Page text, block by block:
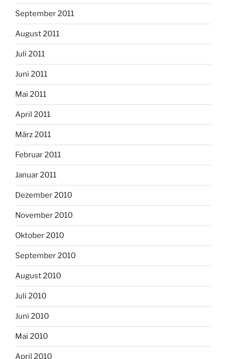
September 2011
August 2011
Juli 2011
Juni 2011
Mai 2011
April 2011
März 2011
Februar 2011
Januar 2011
Dezember 2010
November 2010
Oktober 2010
September 2010
August 2010
Juli 2010
Juni 2010
Mai 2010
April 2010